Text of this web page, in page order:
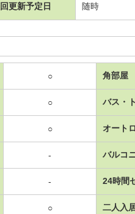
更新予定日 随時
○ 角部屋
○ バス・
○ オート
- バルコ
- 24時間
○ 二人入